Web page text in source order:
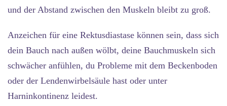
und der Abstand zwischen den Muskeln bleibt zu groß.
Anzeichen für eine Rektusdiastase können sein, dass sich
dein Bauch nach außen wölbt, deine Bauchmuskeln sich
schwächer anfühlen, du Probleme mit dem Beckenboden
oder der Lendenwirbelsäule hast oder unter
Harninkontinenz leidest.